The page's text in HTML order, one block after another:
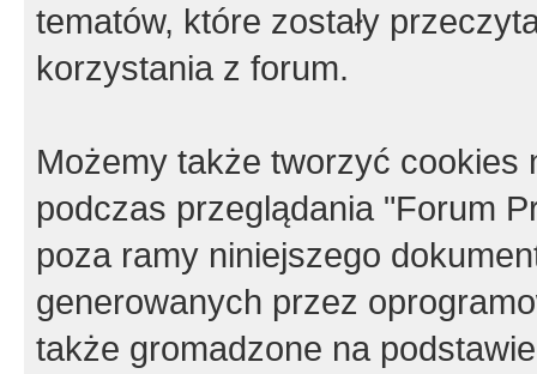
tematów, które zostały
korzystania z forum.
Możemy także tworzyć cookies
podczas przeglądania "Forum
poza ramy niniejszego
generowanych przez
także gromadzone na